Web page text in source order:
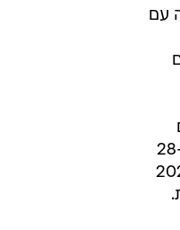
עם
אשר שירתו במילואים 60 יום ומעלה בשנת 2023 (החל מה-7.10.23) או אלו ששירתו למעלה מ-28
צבא קבע וזרועות הביטחון אשר שירתו בשנת 2024